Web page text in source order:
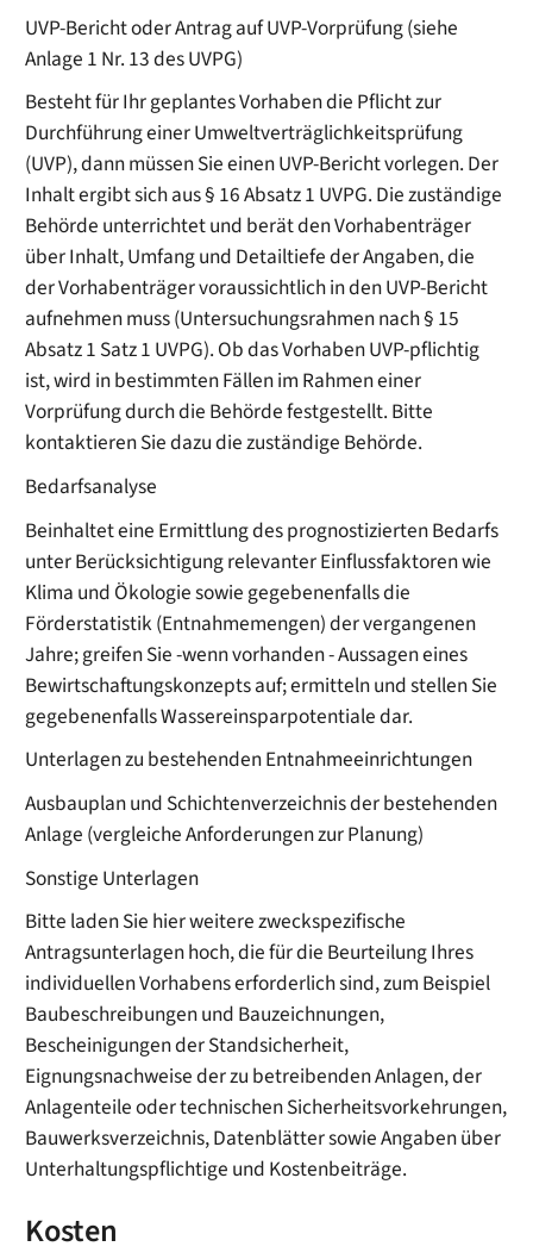
UVP-Bericht oder Antrag auf UVP-Vorprüfung (siehe
Anlage 1 Nr. 13 des UVPG)
Besteht für Ihr geplantes Vorhaben die Pflicht zur
Durchführung einer Umweltverträglichkeitsprüfung
(UVP), dann müssen Sie einen UVP-Bericht vorlegen. Der
Inhalt ergibt sich aus § 16 Absatz 1 UVPG. Die zuständige
Behörde unterrichtet und berät den Vorhabenträger
über Inhalt, Umfang und Detailtiefe der Angaben, die
der Vorhabenträger voraussichtlich in den UVP-Bericht
aufnehmen muss (Untersuchungsrahmen nach § 15
Absatz 1 Satz 1 UVPG). Ob das Vorhaben UVP-pflichtig
ist, wird in bestimmten Fällen im Rahmen einer
Vorprüfung durch die Behörde festgestellt. Bitte
kontaktieren Sie dazu die zuständige Behörde.
Bedarfsanalyse
Beinhaltet eine Ermittlung des prognostizierten Bedarfs
unter Berücksichtigung relevanter Einflussfaktoren wie
Klima und Ökologie sowie gegebenenfalls die
Förderstatistik (Entnahmemengen) der vergangenen
Jahre; greifen Sie -wenn vorhanden - Aussagen eines
Bewirtschaftungskonzepts auf; ermitteln und stellen Sie
gegebenenfalls Wassereinsparpotentiale dar.
Unterlagen zu bestehenden Entnahmeeinrichtungen
Ausbauplan und Schichtenverzeichnis der bestehenden
Anlage (vergleiche Anforderungen zur Planung)
Sonstige Unterlagen
Bitte laden Sie hier weitere zweckspezifische
Antragsunterlagen hoch, die für die Beurteilung Ihres
individuellen Vorhabens erforderlich sind, zum Beispiel
Baubeschreibungen und Bauzeichnungen,
Bescheinigungen der Standsicherheit,
Eignungsnachweise der zu betreibenden Anlagen, der
Anlagenteile oder technischen Sicherheitsvorkehrungen,
Bauwerksverzeichnis, Datenblätter sowie Angaben über
Unterhaltungspflichtige und Kostenbeiträge.
Kosten